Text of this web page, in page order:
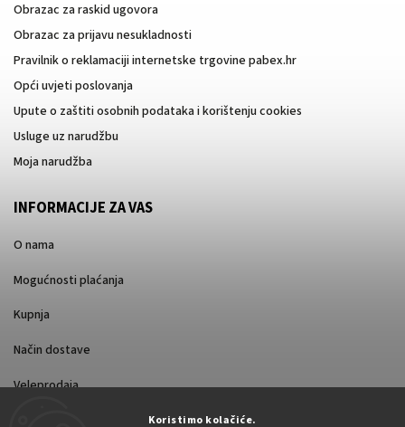
Koristimo kolačiće.
Obrazac za raskid ugovora
Obrazac za prijavu nesukladnosti
Pravilnik o reklamaciji internetske trgovine pabex.hr
Opći uvjeti poslovanja
Upute o zaštiti osobnih podataka i korištenju cookies
Usluge uz narudžbu
Moja narudžba
INFORMACIJE ZA VAS
O nama
Mogućnosti plaćanja
Kupnja
Način dostave
Veleprodaja